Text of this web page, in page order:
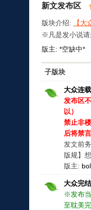
新文发布区
版块介绍: 【大
※凡是发小说请
版主: *空缺中*
子版块
大众连
发布区
以）
禁止非
后将禁言
发文前
版规】
版主:
大众完
※发布
至耽美